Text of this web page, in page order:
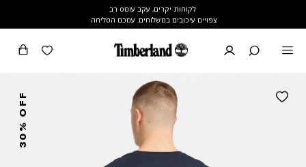
לקוחות יקרים, עקב עומס רב
צפויים עיכובים במשלוחים. עמכם הסליחה
30% OFF